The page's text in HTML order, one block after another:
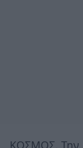
ΚΟΣΜΟΣ. Την